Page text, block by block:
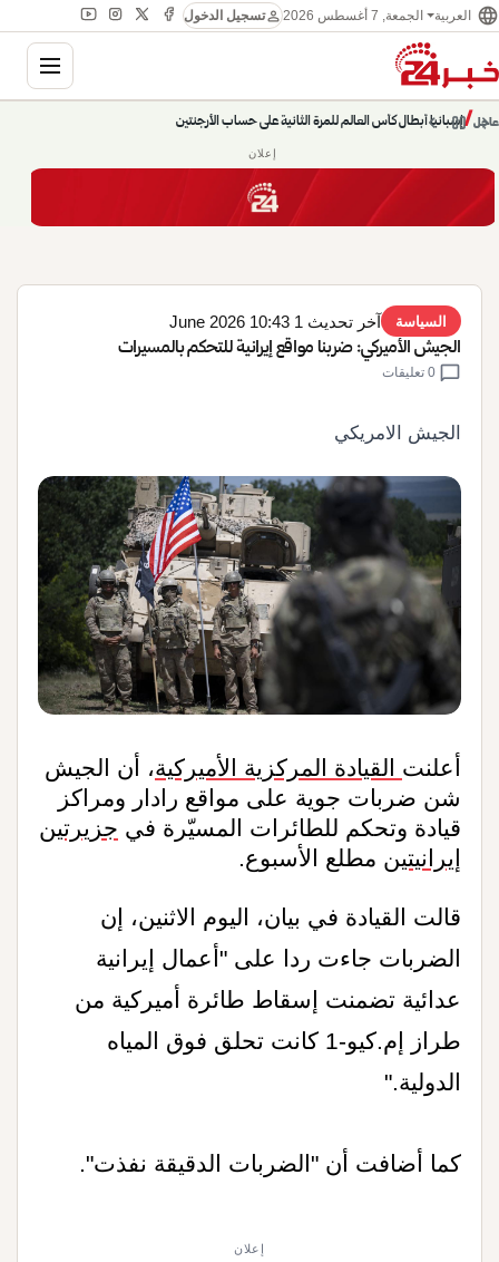
language العربية الجمعة, 7 أغسطس 2026 personتسجيل الدخول
عاجل/إسبانيا أبطال كأس العالم للمرة الثانية على حساب الأرجنتين chevron_right
pause
chevron_left
إعلان
السياسة آخر تحديث 1 June 2026 10:43
الجيش الأميركي: ضربنا مواقع إيرانية للتحكم بالمسيرات
chat_bubble
الجيش الامريكي
أعلنت القيادة المركزية الأميركية، أن الجيش
شن ضربات جوية على مواقع رادار ومراكز
قيادة وتحكم للطائرات المسيّرة في جزيرتين
إيرانيتين مطلع الأسبوع.
قالت القيادة في بيان، اليوم الاثنين، إن
الضربات جاءت ردا على "أعمال إيرانية
عدائية تضمنت إسقاط طائرة أميركية من
طراز إم.كيو-1 كانت تحلق فوق المياه
الدولية".
كما أضافت أن "الضربات الدقيقة نفذت".
إعلان